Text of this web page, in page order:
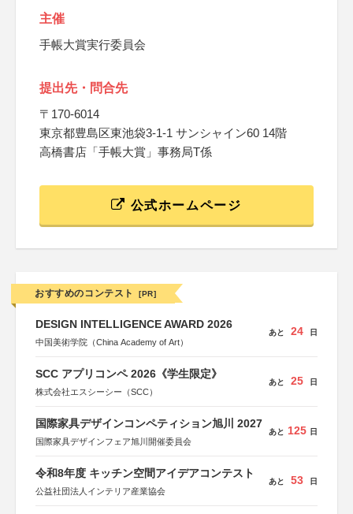
主催
手帳大賞実行委員会
提出先・問合先
〒170-6014
東京都豊島区東池袋3-1-1 サンシャイン60 14階
高橋書店「手帳大賞」事務局T係
公式ホームページ
おすすめのコンテスト [PR]
DESIGN INTELLIGENCE AWARD 2026
中国美術学院（China Academy of Art）
あと 24 日
SCC アプリコンペ 2026《学生限定》
株式会社エスシーシー（SCC）
あと 25 日
国際家具デザインコンペティション旭川 2027
国際家具デザインフェア旭川開催委員会
あと 125 日
令和8年度 キッチン空間アイデアコンテスト
公益社団法人インテリア産業協会
あと 53 日